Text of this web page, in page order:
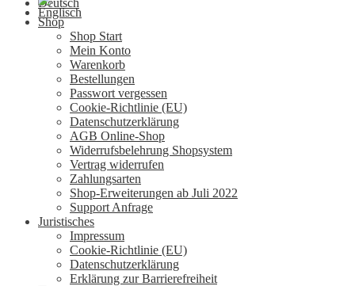
Shop
Shop Start
Mein Konto
Warenkorb
Bestellungen
Passwort vergessen
Cookie-Richtlinie (EU)
Datenschutzerklärung
AGB Online-Shop
Widerrufsbelehrung Shopsystem
Vertrag widerrufen
Zahlungsarten
Shop-Erweiterungen ab Juli 2022
Support Anfrage
Juristisches
Impressum
Cookie-Richtlinie (EU)
Datenschutzerklärung
Erklärung zur Barrierefreiheit